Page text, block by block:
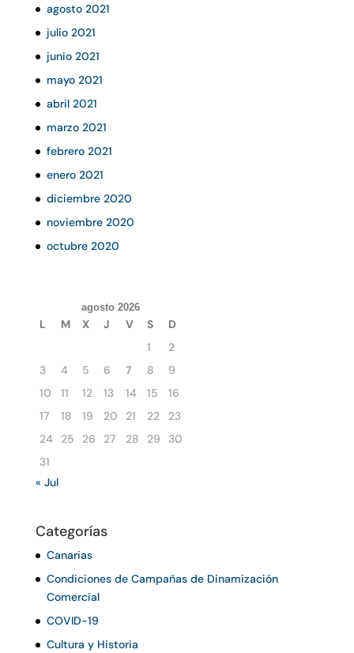
agosto 2021
julio 2021
junio 2021
mayo 2021
abril 2021
marzo 2021
febrero 2021
enero 2021
diciembre 2020
noviembre 2020
octubre 2020
agosto 2026
L M X J V S
D
1
2
3
4 5 6 7 8
9
10
11 12 13 14 15
16
17
18 19 20 21 22
23
24
25 26 27 28 29
30
31
« Jul
Categorías
Canarias
Condiciones de Campañas de Dinamización
Comercial
COVID-19
Cultura y Historia